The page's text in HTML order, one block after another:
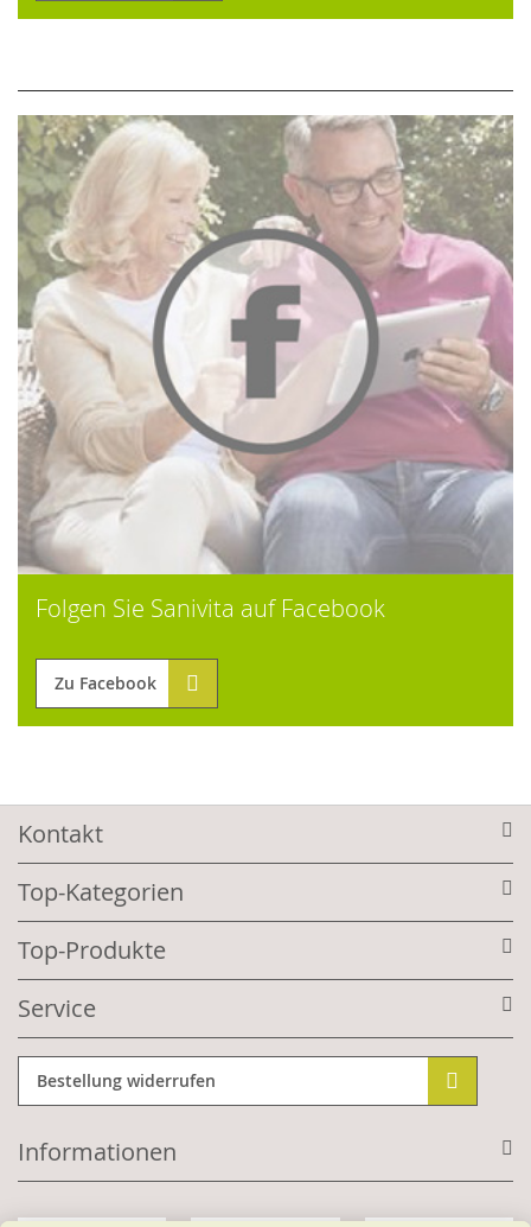
Folgen Sie Sanivita auf Facebook
Zu Facebook
Kontakt
Top-Kategorien
Top-Produkte
Service
Bestellung widerrufen
Informationen